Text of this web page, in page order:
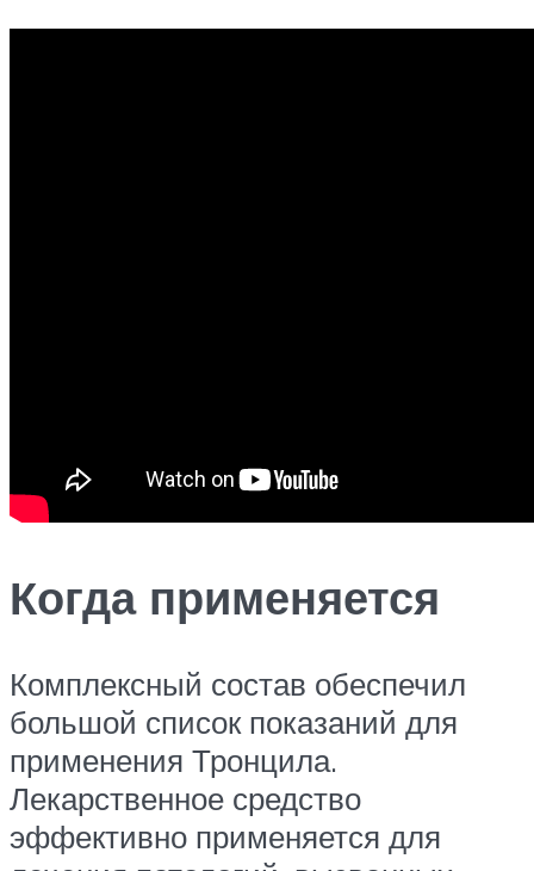
Когда применяется
Комплексный состав обеспечил
большой список показаний для
применения Тронцила.
Лекарственное средство
эффективно применяется для